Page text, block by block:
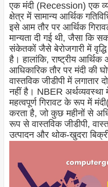
एक मंदी (Recession) एक
क्षेत्र में सामान्य आर्थिक
इसे आम तौर पर आर्थिक
मान्यता दी गई थी, जैसा कि
संकेतकों जैसे बेरोजगारी में
है। हालांकि, राष्ट्रीय
आधिकारिक तौर पर मंदी की
वास्तविक जीडीपी में लगातार
नहीं है। NBER अर्थव्यवस्था
महत्वपूर्ण गिरावट के रूप में
करता है, जो कुछ महीनों से
रूप से वास्तविक जीडीपी,
उत्पादन और थोक-खुदरा